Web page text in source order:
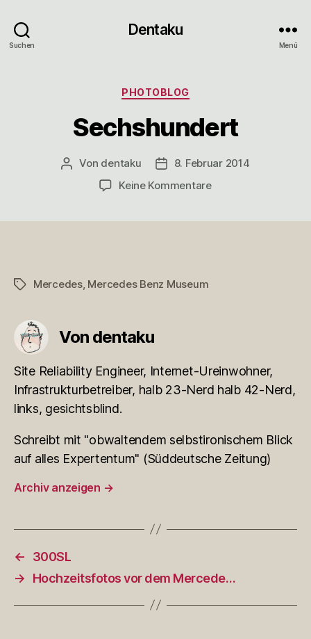
Suchen
Dentaku
Menü
Kategorien
PHOTOBLOG
Sechshundert
Beitragsautor
Von dentaku Veröffentlichungsdatum
8. Februar 2014
Keine Kommentarezu
Schlagwörter
Mercedes, Mercedes Benz Museum
Von dentaku
Site Reliability Engineer, Internet-Ureinwohner,
Infrastrukturbetreiber, halb 23-Nerd halb 42-Nerd,
links, gesichtsblind.
Schreibt mit "obwaltendem selbstironischem Blick
auf alles Expertentum" (Süddeutsche Zeitung)
Archiv anzeigen →
←
300SL
→
Hochzeitsfotos vor dem Mercede…